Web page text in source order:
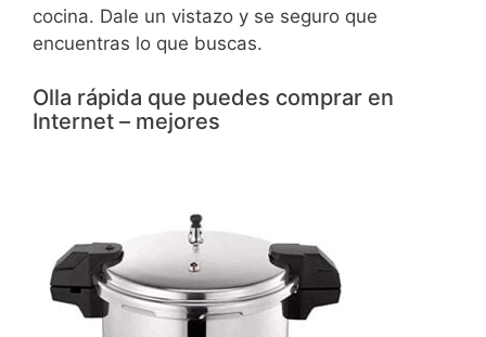
cocina. Dale un vistazo y se seguro que
encuentras lo que buscas.
Olla rápida que puedes comprar en
Internet – mejores